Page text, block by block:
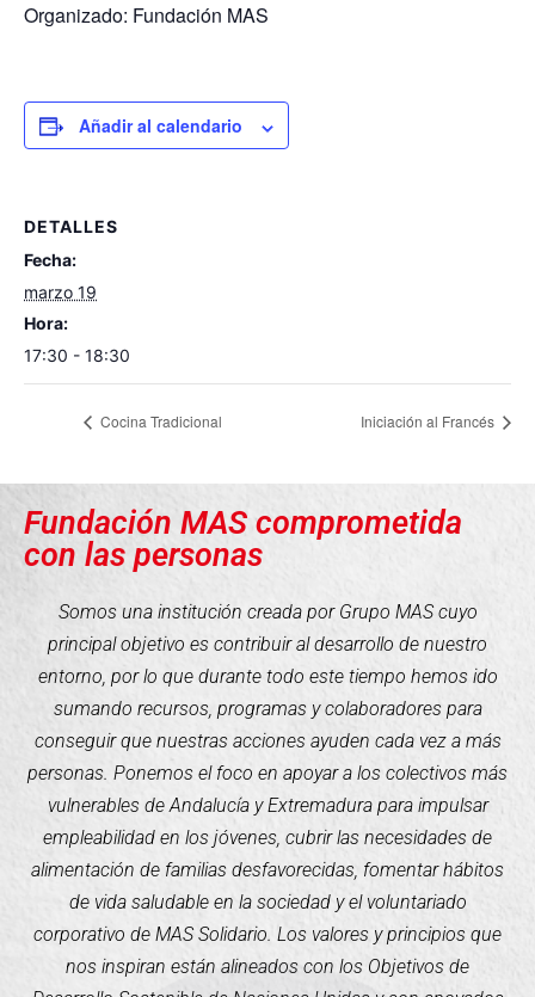
Organizado: Fundación MAS
Añadir al calendario
DETALLES
Fecha:
marzo 19
Hora:
17:30 - 18:30
Cocina Tradicional Iniciación al Francés
Fundación MAS comprometida
con las personas
Somos una institución creada por Grupo MAS cuyo
principal objetivo es contribuir al desarrollo de nuestro
entorno, por lo que durante todo este tiempo hemos ido
sumando recursos, programas y colaboradores para
conseguir que nuestras acciones ayuden cada vez a más
personas. Ponemos el foco en apoyar a los colectivos más
vulnerables de Andalucía y Extremadura para impulsar
empleabilidad en los jóvenes, cubrir las necesidades de
alimentación de familias desfavorecidas, fomentar hábitos
de vida saludable en la sociedad y el voluntariado
corporativo de MAS Solidario. Los valores y principios que
nos inspiran están alineados con los Objetivos de